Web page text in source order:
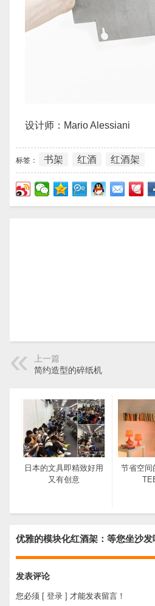
设计师：Mario Alessiani
标签： 书架 红酒 红酒架
上一篇
简约造型的碎纸机
日本的文具即精致好用
又有创意
节省空间
优雅的模块化红酒架：等您坐沙发
发表评论
您必须 [ 登录 ] 才能发表留言！